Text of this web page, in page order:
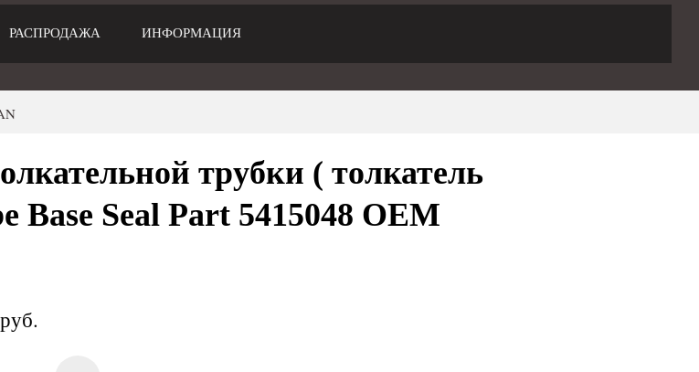
РАСПРОДАЖА ИНФОРМАЦИЯ
трубки ( толкатель
Base Seal Part 5415048 OEM